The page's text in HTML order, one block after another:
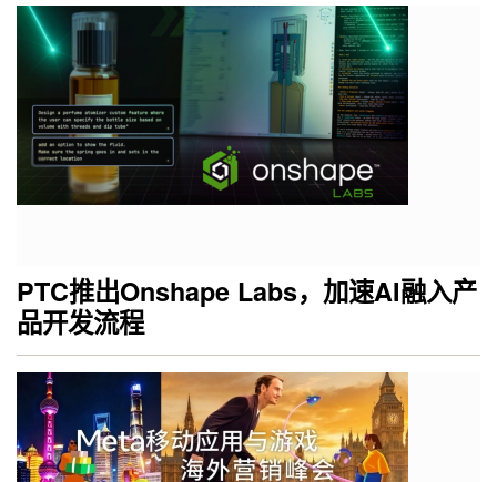
PTC推出Onshape Labs，加速AI融入产
品开发流程